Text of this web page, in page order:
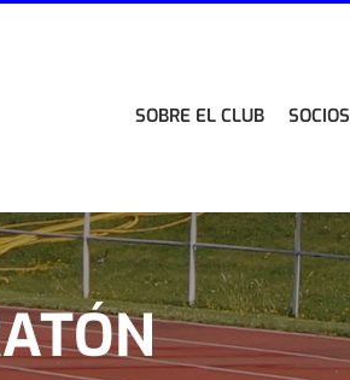
SOBRE EL CLUB SOCIOS